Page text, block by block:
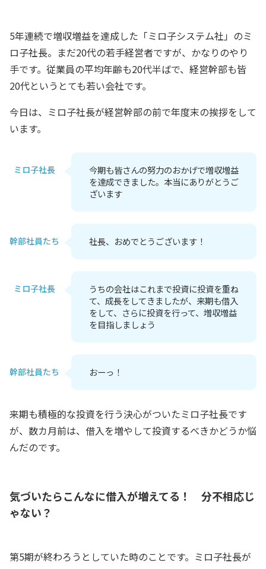
5年連続で増収増益を達成した「ミロ子システム社」のミ
ロ子社長。まだ20代の若手経営者ですが、かなりのやり
手です。従業員の平均年齢も20代半ばで、経営幹部も皆
20代というとても若い会社です。
今日は、ミロ子社長が経営幹部の前で年度末の挨拶をして
います。
ミロ子社長
今期も皆さんの努力のおかげで増収増益
を達成できました。本当にありがとうご
ざいます
幹部社員たち 社長、おめでとうございます！
ミロ子社長
うちの会社はこれまで投資に投資を重ね
て、成長をしてきましたが、来期も借入
をして、さらに投資を行って、増収増益
を目指しましょう
幹部社員たち おーっ！
来期も積極的な投資を行う決心がついたミロ子社長です
が、数カ月前は、借入を増やして投資するべきかどうか悩
んだのです。
気づいたらこんなに借入が増えてる！ 分不相応じ
ゃない？
第5期が終わろうとしていた時のことです。ミロ子社長が